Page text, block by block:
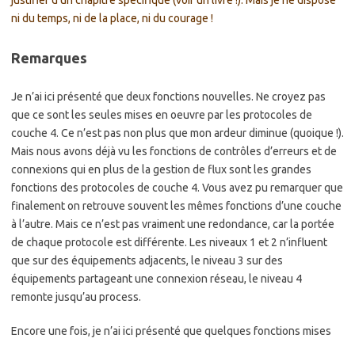
ni du temps, ni de la place, ni du courage !
Remarques
Je n’ai ici présenté que deux fonctions nouvelles. Ne croyez pas
que ce sont les seules mises en oeuvre par les protocoles de
couche 4. Ce n’est pas non plus que mon ardeur diminue (quoique !).
Mais nous avons déjà vu les fonctions de contrôles d’erreurs et de
connexions qui en plus de la gestion de flux sont les grandes
fonctions des protocoles de couche 4. Vous avez pu remarquer que
finalement on retrouve souvent les mêmes fonctions d’une couche
à l’autre. Mais ce n’est pas vraiment une redondance, car la portée
de chaque protocole est différente. Les niveaux 1 et 2 n’influent
que sur des équipements adjacents, le niveau 3 sur des
équipements partageant une connexion réseau, le niveau 4
remonte jusqu’au process.
Encore une fois, je n’ai ici présenté que quelques fonctions mises